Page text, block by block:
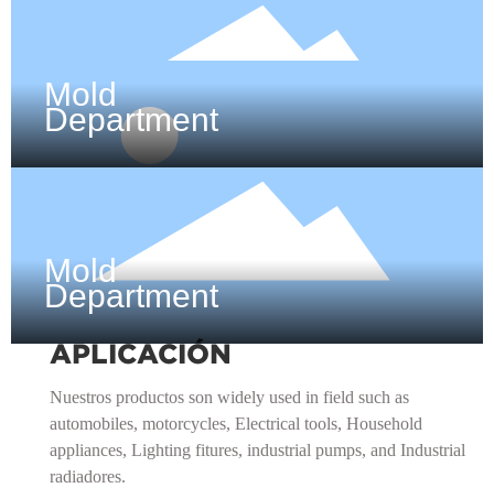
Mold
Department
Mold
Department
APLICACIÓN
Nuestros productos son widely used in field such as
automobiles, motorcycles, Electrical tools, Household
appliances, Lighting fitures, industrial pumps, and Industrial
radiadores.